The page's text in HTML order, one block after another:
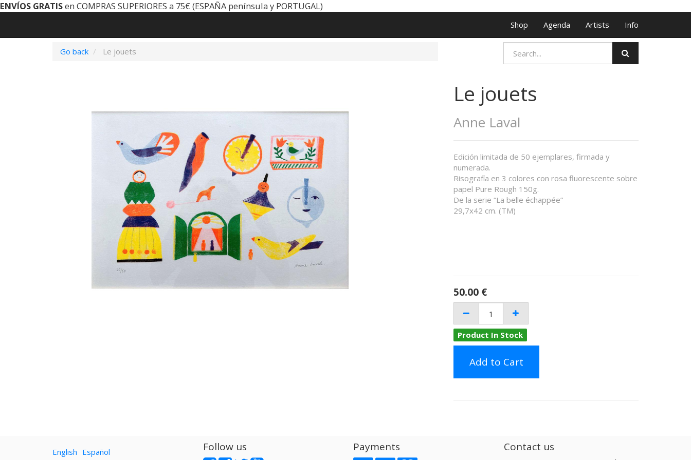
ENVÍOS GRATISen COMPRAS SUPERIORES a 75€ (ESPAÑA península y PORTUGAL)
Shop Agenda Artists Info
Go back Le jouets
Le jouets
Anne Laval
Edición limitada de 50 ejemplares, firmada y
numerada.
Risografía en 3 colores con rosa fluorescente sobre
papel Pure Rough 150g.
De la serie “La belle échappée”
29,7x42 cm. (TM)
50.00 €
Product In Stock
Add to Cart
English Español Follow us Payments Contact us